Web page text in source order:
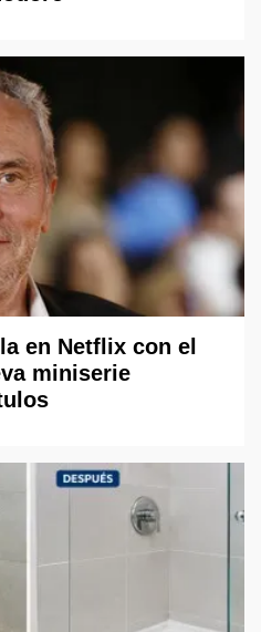
en Netflix con el
miniserie